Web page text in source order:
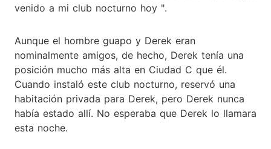
venido a mi club nocturno hoy ".
Aunque el hombre guapo y Derek eran
nominalmente amigos, de hecho, Derek tenía una
posición mucho más alta en Ciudad C que él.
Cuando instaló este club nocturno, reservó una
habitación privada para Derek, pero Derek nunca
había estado allí. No esperaba que Derek lo llamara
esta noche.